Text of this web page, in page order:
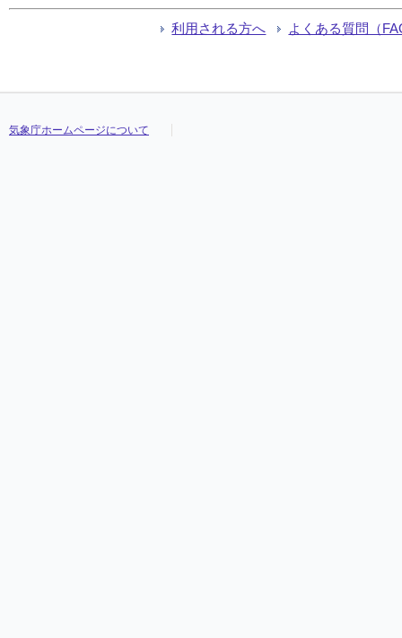
利用される方へ よくある質問（
気象庁ホームページについて